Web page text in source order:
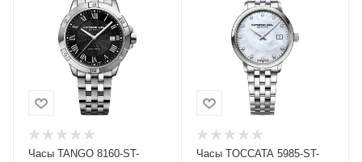
Часы TANGO 8160-ST-
Часы TOCCATA 5985-ST-